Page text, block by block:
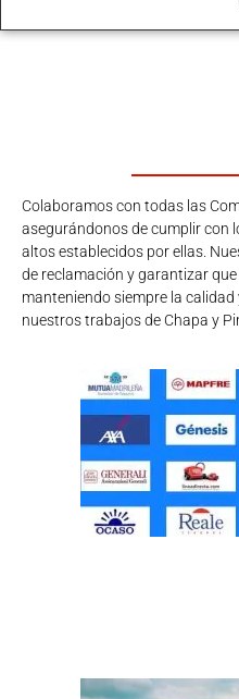
Colaboramos con todas las
asegurándonos de cumplir con
altos establecidos por ellas.
de reclamación y garantizar que
manteniendo siempre la
nuestros trabajos de Chapa y